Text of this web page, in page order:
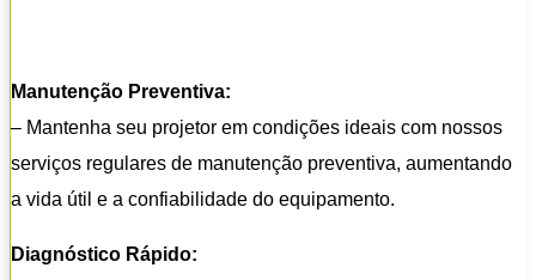
Manutenção Preventiva:
– Mantenha seu projetor em condições ideais com nossos
serviços regulares de manutenção preventiva, aumentando
a vida útil e a confiabilidade do equipamento.
Diagnóstico Rápido: